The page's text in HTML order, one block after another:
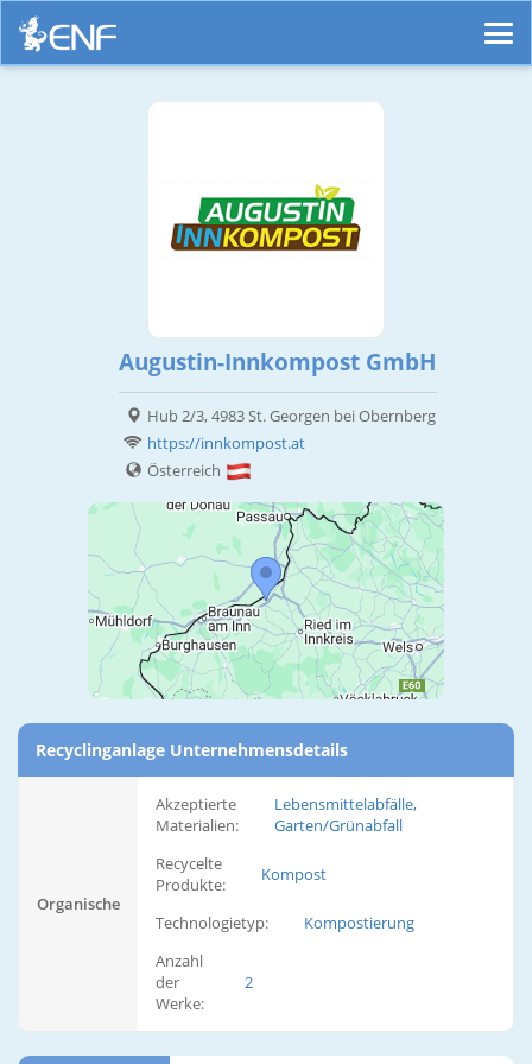
Augustin-Innkompost GmbH
Hub 2/3, 4983 St. Georgen bei Obernberg
https://innkompost.at
Österreich
Recyclinganlage Unternehmensdetails
Organische
Akzeptierte
Materialien:
Lebensmittelabfälle,
Garten/Grünabfall
Recycelte
Produkte:
Kompost
Technologietyp:
Kompostierung
Anzahl
der
Werke:
2